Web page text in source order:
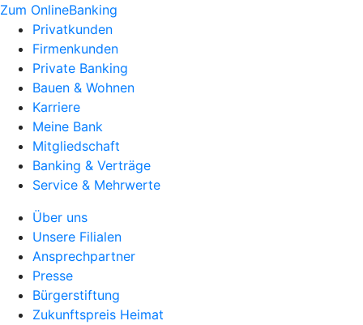
Zum OnlineBanking
Privatkunden
Firmenkunden
Private Banking
Bauen & Wohnen
Karriere
Meine Bank
Mitgliedschaft
Banking & Verträge
Service & Mehrwerte
Über uns
Unsere Filialen
Ansprechpartner
Presse
Bürgerstiftung
Zukunftspreis Heimat